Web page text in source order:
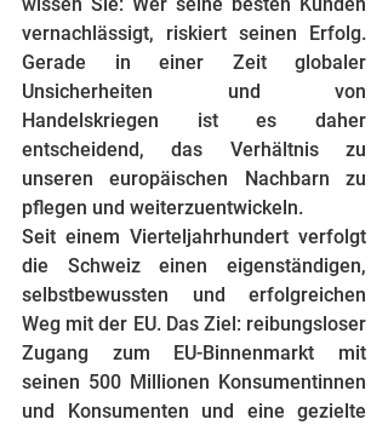
vernachlässigt, riskiert seinen Erfolg.
Gerade in einer Zeit globaler
Unsicherheiten und von
Handelskriegen ist es daher
entscheidend, das Verhältnis zu
unseren europäischen Nachbarn zu
pflegen und weiterzuentwickeln.
Seit einem Vierteljahrhundert verfolgt
die Schweiz einen eigenständigen,
selbstbewussten und erfolgreichen
Weg mit der EU. Das Ziel: reibungsloser
Zugang zum EU-Binnenmarkt mit
seinen 500 Millionen Konsumentinnen
und Konsumenten und eine gezielte